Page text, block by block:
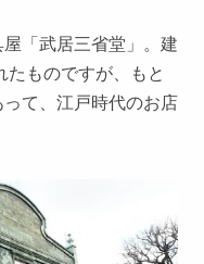
「武居三省堂」。建
ものですが、もと
て、江戸時代のお店